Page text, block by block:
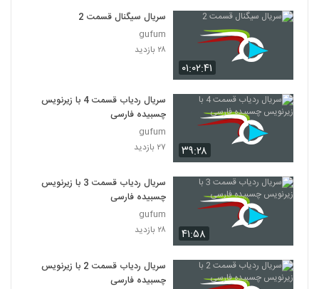
۰۱:۰۲:۴۱
سریال سیگنال قسمت 2
gufum
۲۸ بازدید
۳۹:۲۸
سریال ردیاب قسمت 4 با زیرنویس
چسبیده فارسی
gufum
۲۷ بازدید
۴۱:۵۸
سریال ردیاب قسمت 3 با زیرنویس
چسبیده فارسی
gufum
۲۸ بازدید
سریال ردیاب قسمت 2 با زیرنویس
چسبیده فارسی